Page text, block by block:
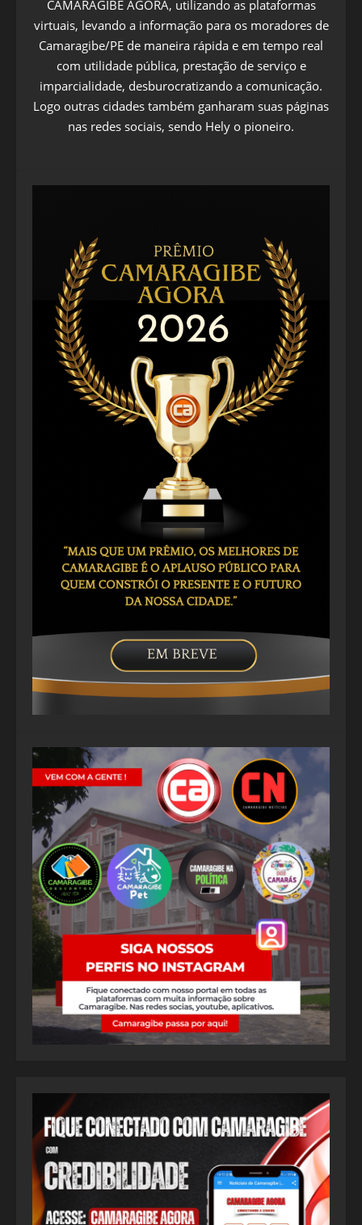
CAMARAGIBE AGORA, utilizando as plataformas
virtuais, levando a informação para os moradores de
Camaragibe/PE de maneira rápida e em tempo real
com utilidade pública, prestação de serviço e
imparcialidade, desburocratizando a comunicação.
Logo outras cidades também ganharam suas páginas
nas redes sociais, sendo Hely o pioneiro.